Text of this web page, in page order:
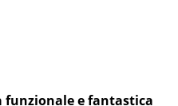
funzionale e fantastica